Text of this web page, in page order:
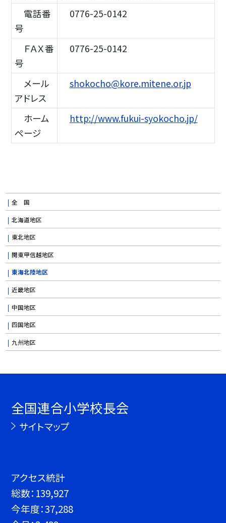
電話番
号
0776-25-0142
ＦＡＸ番
号
0776-25-0142
メール
アドレス
shokocho@kore.mitene.or.jp
ホーム
ページ
http://www.fukui-syokocho.jp/
全 国
北海道地区
東北地区
関東甲信越地区
東海北陸地区
近畿地区
中国地区
四国地区
九州地区
全国連合小学校長会
サイトマップ
アクセス統計
総数： 139,927
今年度：37,288